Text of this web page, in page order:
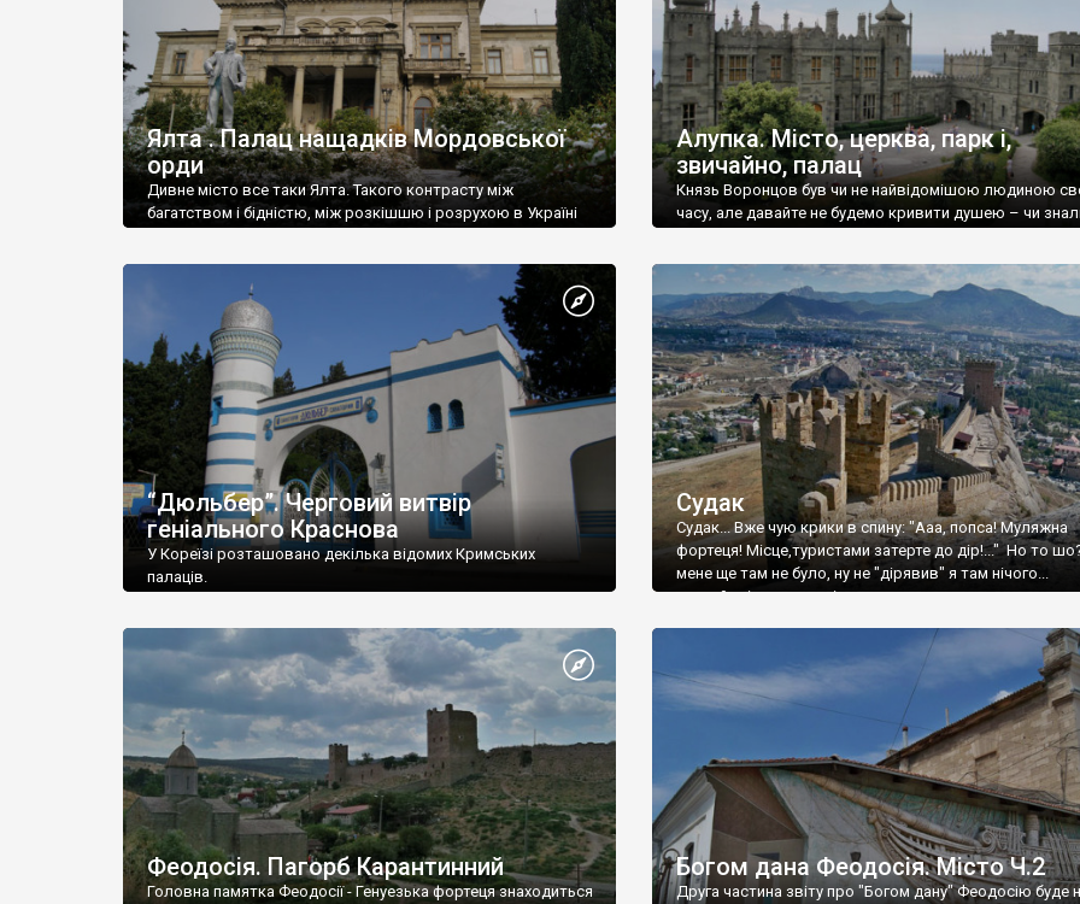
Ялта . Палац нащадків Мордовської
орди
Дивне місто все таки Ялта. Такого контрасту між
багатством і бідністю, між розкішшю і розрухою в Україні
Алупка. Місто, церква, парк і,
звичайно, палац
Князь Воронцов був чи не найвідомішою людиною
часу, але давайте не будемо кривити душею – чи
“Дюльбер”. Черговий витвір
геніального Краснова
У Кореїзі розташовано декілька відомих Кримських
палаців.
Судак
Судак... Вже чую крики в спину: "Ааа, попса! Муляжна
фортеця! Місце,туристами затерте до дір!..." Но то
мене ще там не було, ну не "дірявив" я там нічого...
принаймні до цього літа.
Феодосія. Пагорб Карантинний
Головна памятка Феодосії - Генуезька фортеця знаходиться
Богом дана Феодосія. Місто Ч.2
Друга частина звіту про "Богом дану" Феодосію буде